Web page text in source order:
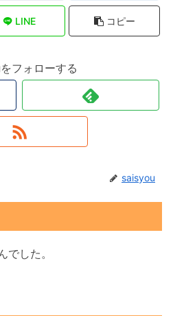
LINE コピー
フォローする
saisyou
した。